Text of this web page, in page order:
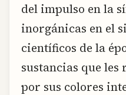
del impulso en la
inorgánicas en el
científicos de la
sustancias que
por sus colores